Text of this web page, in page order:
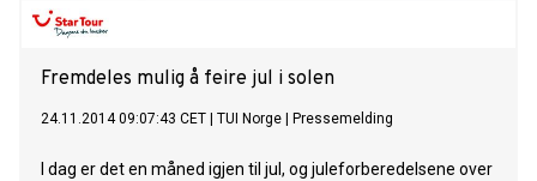
Fremdeles mulig å feire jul i solen
24.11.2014 09:07:43 CET TUI Norge Pressemelding
I dag er det en måned igjen til jul, og juleforberedelsene over